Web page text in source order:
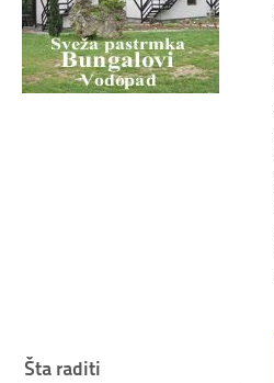
Šta raditi